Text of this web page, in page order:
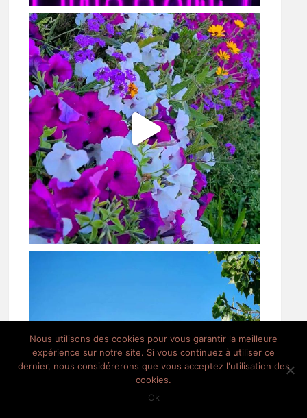
Nous utilisons des cookies pour vous garantir la meilleure
expérience sur notre site. Si vous continuez à utiliser ce
dernier, nous considérerons que vous acceptez l'utilisation des
cookies.
Ok